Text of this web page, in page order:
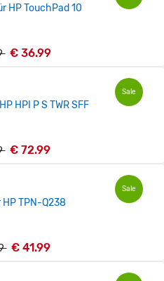
HP TouchPad 10
€ 36.99
Sale
HPI P S TWR SFF
€ 72.99
Sale
TPN-Q238
€ 41.99